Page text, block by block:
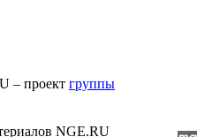
– проект группы
NGE.RU